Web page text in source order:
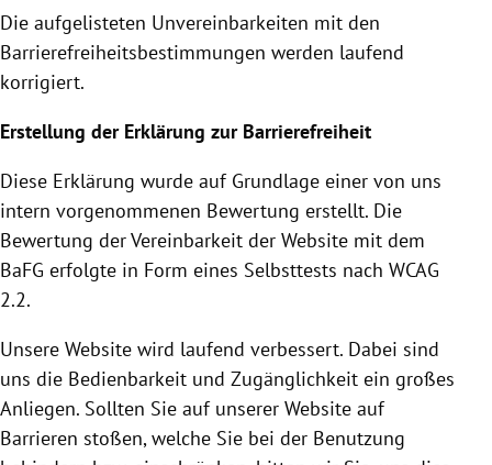
Die aufgelisteten Unvereinbarkeiten mit den
Barrierefreiheitsbestimmungen werden laufend
korrigiert.
Erstellung der Erklärung zur Barrierefreiheit
Diese Erklärung wurde auf Grundlage einer von uns
intern vorgenommenen Bewertung erstellt. Die
Bewertung der Vereinbarkeit der Website mit dem
BaFG erfolgte in Form eines Selbsttests nach WCAG
2.2.
Unsere Website wird laufend verbessert. Dabei sind
uns die Bedienbarkeit und Zugänglichkeit ein großes
Anliegen. Sollten Sie auf unserer Website auf
Barrieren stoßen, welche Sie bei der Benutzung